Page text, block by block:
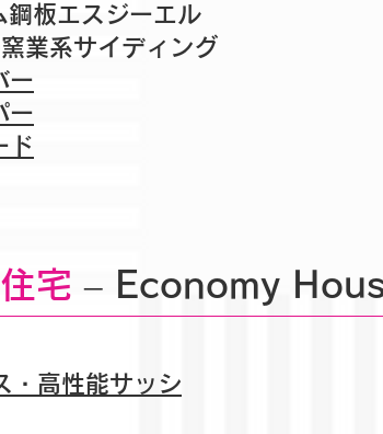
板エスジーエル
業系サイディング
ー
ー
ド
宅 – Economy
・高性能サッシ